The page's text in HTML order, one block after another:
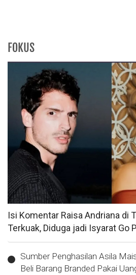
FOKUS
Isi Komentar Raisa Andriana di
Terkuak, Diduga jadi Isyarat Go
Sumber Penghasilan Asila
Beli Barang Branded Pakai